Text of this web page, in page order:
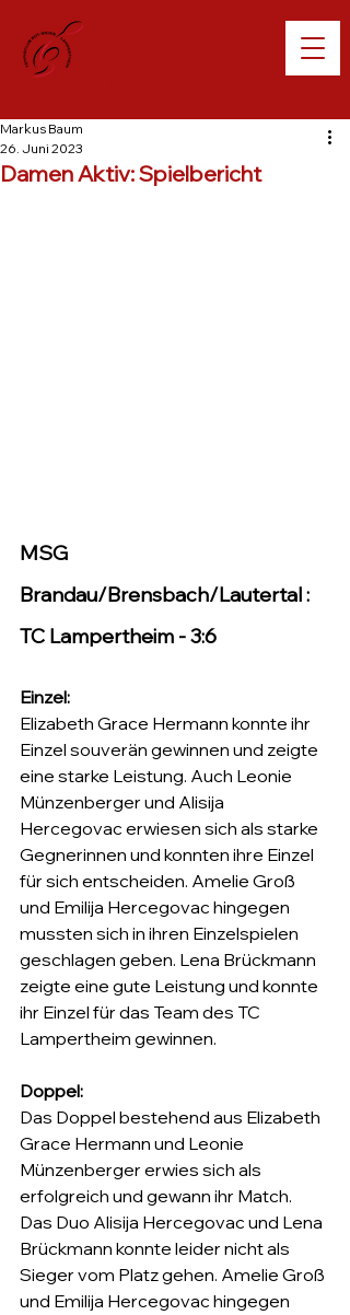
Damen Aktiv: Spielbericht
Markus Baum
26. Juni 2023
MSG
Brandau/Brensbach/Lautertal :
TC Lampertheim - 3:6
Einzel:
Elizabeth Grace Hermann konnte ihr
Einzel souverän gewinnen und zeigte
eine starke Leistung. Auch Leonie
Münzenberger und Alisija
Hercegovac erwiesen sich als starke
Gegnerinnen und konnten ihre Einzel
für sich entscheiden. Amelie Groß
und Emilija Hercegovac hingegen
mussten sich in ihren Einzelspielen
geschlagen geben. Lena Brückmann
zeigte eine gute Leistung und konnte
ihr Einzel für das Team des TC
Lampertheim gewinnen.
Doppel:
Das Doppel bestehend aus Elizabeth
Grace Hermann und Leonie
Münzenberger erwies sich als
erfolgreich und gewann ihr Match.
Das Duo Alisija Hercegovac und Lena
Brückmann konnte leider nicht als
Sieger vom Platz gehen. Amelie Groß
und Emilija Hercegovac hingegen